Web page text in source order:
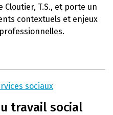
Cloutier, T.S., et porte un
contextuels et enjeux
sociaux
travail social